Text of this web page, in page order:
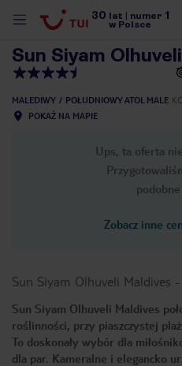
30 lat numer 1
w Polsce
Sun Siyam
MALEDIWY POŁUDNIOWY ATOL MALE
POKAŻ NA MAPIE
Ups, ta oferta
Zobacz inne
Sun Siyam Olhuveli Maldives -
Sun Siyam Olhuveli Maldives
roślinności, przy piaszczystej
To doskonały wybór dla
dla par. Kameralne i elegancko